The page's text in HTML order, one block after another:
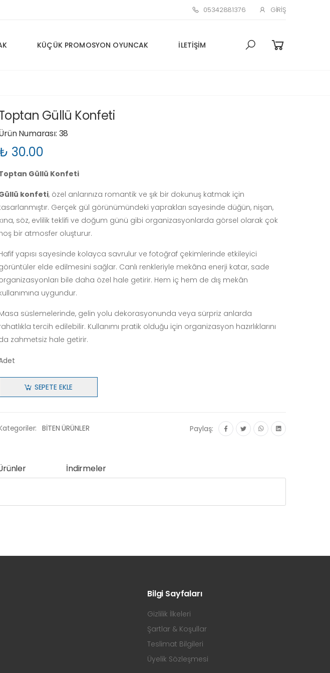
05342881376 GIRIŞ
KÜÇÜK PROMOSYON OYUNCAK İLETIŞIM
Güllü Konfeti
Numarası: 38
30.00
Güllü Konfeti
konfeti, özel anlarınıza romantik ve şık bir dokunuş katmak için
Gerçek gül görünümündeki yaprakları sayesinde düğün, nişan,
söz, evlilik teklifi ve doğum günü gibi organizasyonlarda görsel olarak çok
bir atmosfer oluşturur.
yapısı sayesinde kolayca savrulur ve fotoğraf çekimlerinde etkileyici
elde edilmesini sağlar. Canlı renkleriyle mekâna enerji katar, sade
bile daha özel hale getirir. Hem iç hem de dış mekân
uygundur.
süslemelerinde, gelin yolu dekorasyonunda veya sürpriz anlarda
tercih edilebilir. Kullanımı pratik olduğu için organizasyon hazırlıklarını
zahmetsiz hale getirir.
SEPETE EKLE
BİTEN ÜRÜNLER Paylaş:
İndirmeler
Bilgi Sayfaları
Gizlilik İlkeleri
Şartlar & Koşullar
Teslimat Bilgileri
Üyelik Sözleşmesi